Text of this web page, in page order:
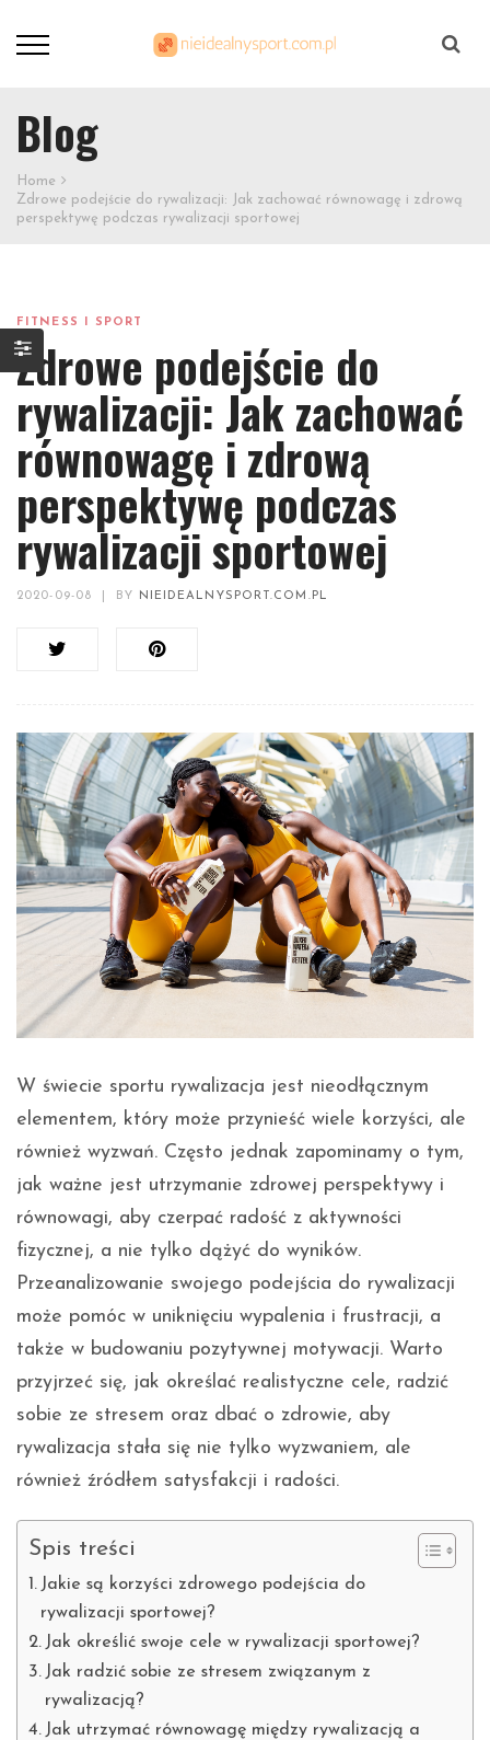
Blog
Home
Zdrowe podejście do rywalizacji: Jak zachować równowagę i zdrową
perspektywę podczas rywalizacji sportowej
FITNESS I SPORT
Zdrowe podejście do
rywalizacji: Jak zachować
równowagę i zdrową
perspektywę podczas
rywalizacji sportowej
2020-09-08 BY NIEIDEALNYSPORT.COM.PL
W świecie sportu rywalizacja jest nieodłącznym
elementem, który może przynieść wiele korzyści, ale
również wyzwań. Często jednak zapominamy o tym,
jak ważne jest utrzymanie zdrowej perspektywy i
równowagi, aby czerpać radość z aktywności
fizycznej, a nie tylko dążyć do wyników.
Przeanalizowanie swojego podejścia do rywalizacji
może pomóc w uniknięciu wypalenia i frustracji, a
także w budowaniu pozytywnej motywacji. Warto
przyjrzeć się, jak określać realistyczne cele, radzić
sobie ze stresem oraz dbać o zdrowie, aby
rywalizacja stała się nie tylko wyzwaniem, ale
również źródłem satysfakcji i radości.
Spis treści
Jakie są korzyści zdrowego podejścia do
rywalizacji sportowej?
Jak określić swoje cele w rywalizacji sportowej?
Jak radzić sobie ze stresem związanym z
rywalizacją?
Jak utrzymać równowagę między rywalizacją a